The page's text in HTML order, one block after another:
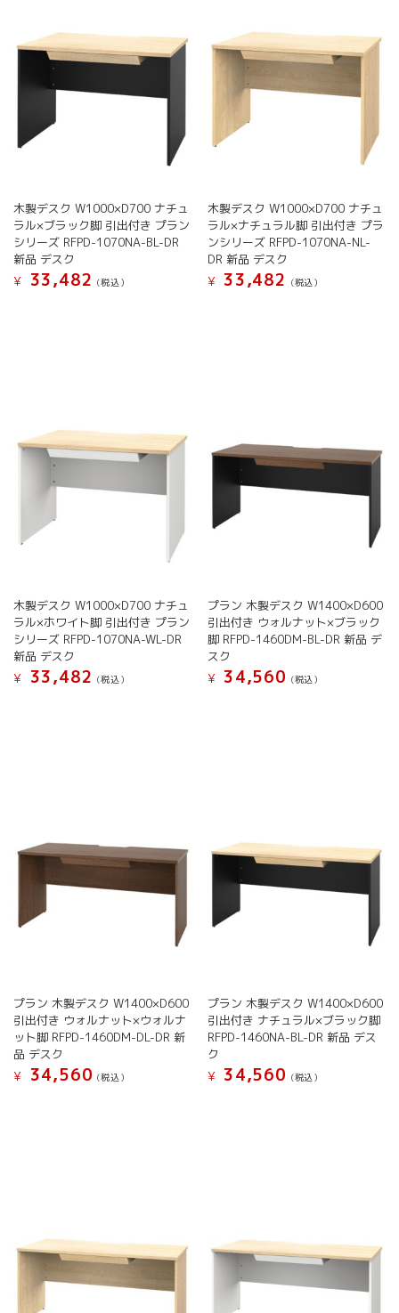
木製デスク W1000×D700 ナチュ
ラル×ブラック脚 引出付き プラン
シリーズ RFPD-1070NA-BL-DR
新品 デスク
¥
33,482 (税込）
木製デスク W1000×D700 ナチュ
ラル×ナチュラル脚 引出付き プラ
ンシリーズ RFPD-1070NA-NL-
DR 新品 デスク
¥
33,482 (税込）
木製デスク W1000×D700 ナチュ
ラル×ホワイト脚 引出付き プラン
シリーズ RFPD-1070NA-WL-DR
新品 デスク
¥
33,482 (税込）
プラン 木製デスク W1400×D600
引出付き ウォルナット×ブラック
脚 RFPD-1460DM-BL-DR 新品 デ
スク
¥
34,560 (税込）
プラン 木製デスク W1400×D600
引出付き ウォルナット×ウォルナ
ット脚 RFPD-1460DM-DL-DR 新
品 デスク
¥
34,560 (税込）
プラン 木製デスク W1400×D600
引出付き ナチュラル×ブラック脚
RFPD-1460NA-BL-DR 新品 デス
ク
¥
34,560 (税込）